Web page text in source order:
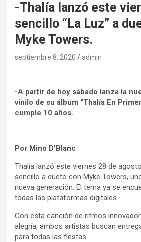
-Thalía lanzó este
sencillo “La Luz” a
Myke Towers.
septiembre 8, 2020 admin
-A partir de hoy sábado lanza la
vinilo de su álbum “Thalía En
cumple 10 años.
Por Mino D’Blanc
Thalía lanzó este viernes 28 de
sencillo a dueto con Myke Towers,
nueva generación. El tema ya se
todas las plataformas digitales.
Con esta canción de ritmos
alegría, ambos artistas buscan
para todas las fiestas.